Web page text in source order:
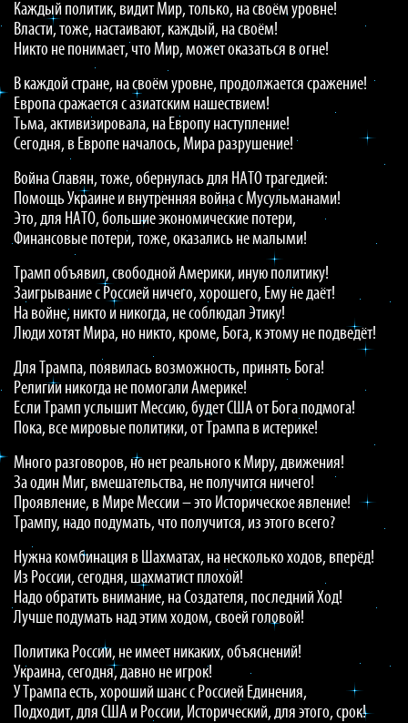
Каждый политик, видит Мир, только, на своём уровне!
Власти, тоже, настаивают, каждый, на своём!
Никто не понимает, что Мир, может оказаться в огне!
В каждой стране, на своём уровне, продолжается сражение!
Европа сражается с азиатским нашествием!
Тьма, активизировала, на Европу наступление!
Сегодня, в Европе началось, Мира разрушение!
Война Славян, тоже, обернулась для НАТО трагедией:
Помощь Украине и внутренняя война с Мусульманами!
Это, для НАТО, большие экономические потери,
Финансовые потери, тоже, оказались не малыми!
Трамп объявил, свободной Америки, иную политику!
Заигрывание с Россией ничего, хорошего, Ему не даёт!
На войне, никто и никогда, не соблюдал Этику!
Люди хотят Мира, но никто, кроме, Бога, к этому не подведёт!
Для Трампа, появилась возможность, принять Бога!
Религии никогда не помогали Америке!
Если Трамп услышит Мессию, будет США от Бога подмога!
Пока, все мировые политики, от Трампа в истерике!
Много разговоров, но нет реального к Миру, движения!
За один Миг, вмешательства, не получится ничего!
Проявление, в Мире Мессии – это Историческое явление!
Трампу, надо подумать, что получится, из этого всего?
Нужна комбинация в Шахматах, на несколько ходов, вперёд!
Из России, сегодня, шахматист плохой!
Надо обратить внимание, на Создателя, последний Ход!
Лучше подумать над этим ходом, своей головой!
Политика России, не имеет никаких, объяснений!
Украина, сегодня, давно не игрок!
У Трампа есть, хороший шанс с Россией Единения,
Подходит, для США и России, Исторический, для этого, срок!